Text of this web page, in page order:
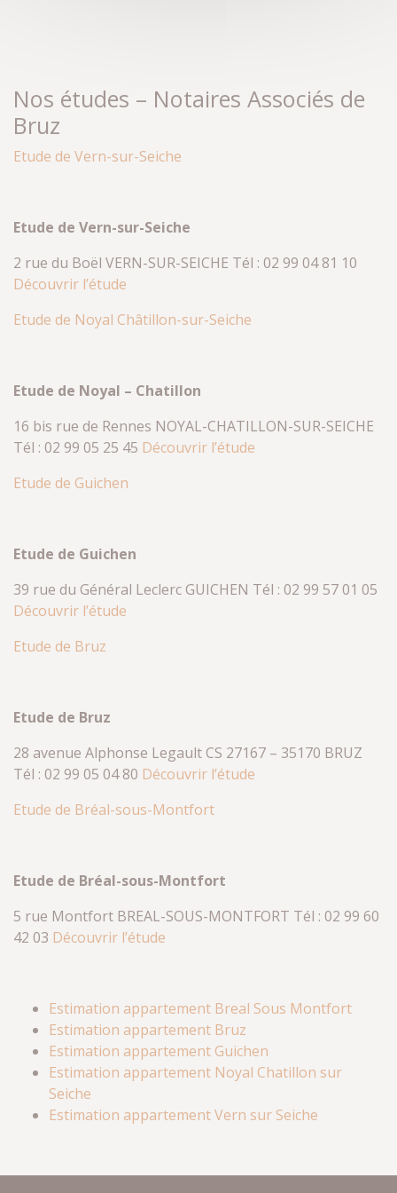
Nos études – Notaires Associés de
Bruz
Etude de Vern-sur-Seiche
Etude de Vern-sur-Seiche
2 rue du Boël VERN-SUR-SEICHE Tél : 02 99 04 81 10
Découvrir l’étude
Etude de Noyal Châtillon-sur-Seiche
Etude de Noyal – Chatillon
16 bis rue de Rennes NOYAL-CHATILLON-SUR-SEICHE
Tél : 02 99 05 25 45 Découvrir l’étude
Etude de Guichen
Etude de Guichen
39 rue du Général Leclerc GUICHEN Tél : 02 99 57 01 05
Découvrir l’étude
Etude de Bruz
Etude de Bruz
28 avenue Alphonse Legault CS 27167 – 35170 BRUZ
Tél : 02 99 05 04 80 Découvrir l’étude
Etude de Bréal-sous-Montfort
Etude de Bréal-sous-Montfort
5 rue Montfort BREAL-SOUS-MONTFORT Tél : 02 99 60
42 03 Découvrir l’étude
Estimation appartement Breal Sous Montfort
Estimation appartement Bruz
Estimation appartement Guichen
Estimation appartement Noyal Chatillon sur
Seiche
Estimation appartement Vern sur Seiche